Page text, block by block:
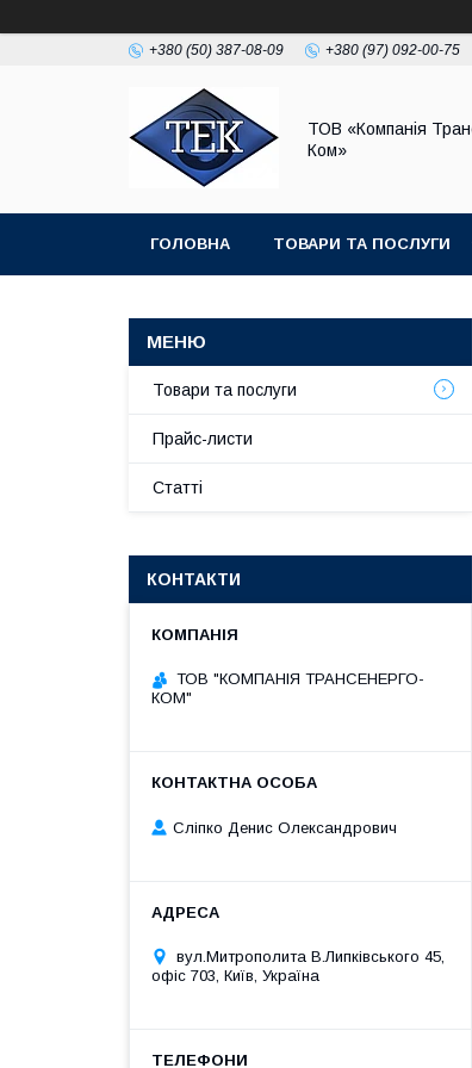
+380 (50) 387-08-09 +380 (97) 092-00-75
ТОВ «Компанія
Ком»
ГОЛОВНА ТОВАРИ ТА ПОСЛУГИ
Товари та послуги
Прайс-листи
Статті
КОНТАКТИ
ТОВ "КОМПАНІЯ ТРАНСЕНЕРГО-
КОМ"
Сліпко Денис Олександрович
вул.Митрополита В.Липківського 45,
офіс 703, Київ, Україна